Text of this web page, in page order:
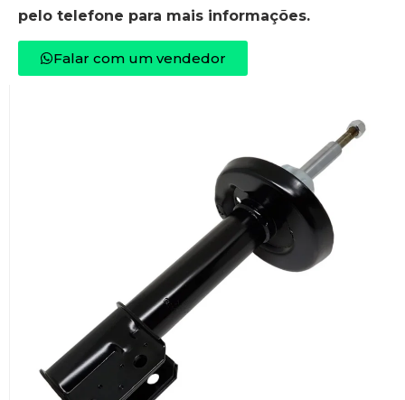
pelo telefone para mais informações.
Falar com um vendedor